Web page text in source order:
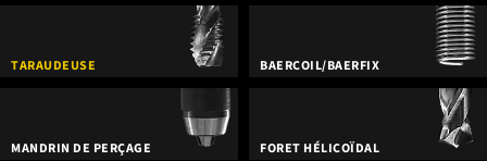
TARAUDEUSE BAERCOIL/BAERFIX
MANDRIN DE PERÇAGE FORET HÉLICOÏDAL